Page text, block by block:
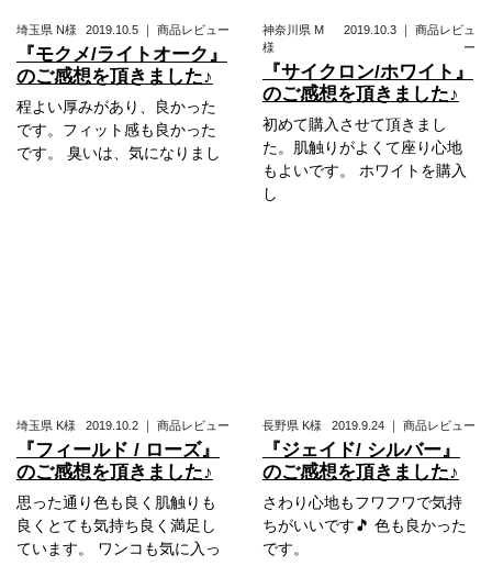
埼玉県 N様 2019.10.5 ｜ 商品レビュー
『モクメ/ライトオーク』
のご感想を頂きました♪
程よい厚みがあり、良かった
です。フィット感も良かった
です。 臭いは、気になりまし
神奈川県 M
様
2019.10.3 ｜ 商品レビュ
ー
『サイクロン/ホワイト』
のご感想を頂きました♪
初めて購入させて頂きまし
た。肌触りがよくて座り心地
もよいです。 ホワイトを購入
し
埼玉県 K様 2019.10.2 ｜ 商品レビュー
『フィールド / ローズ』
のご感想を頂きました♪
思った通り色も良く肌触りも
良くとても気持ち良く満足し
ています。 ワンコも気に入っ
長野県 K様 2019.9.24 ｜ 商品レビュー
『ジェイド/ シルバー』
のご感想を頂きました♪
さわり心地もフワフワで気持
ちがいいです🎵 色も良かった
です。